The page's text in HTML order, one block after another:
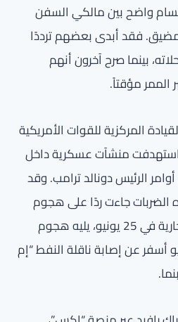
واضح بين مالكي السفن
فقد أبدى بعضهم ترددًا
بينما صرح آخرون أنهم
مؤقتاً.
المركزية للقوات الأمريكية
استهدفت منشآت عسكرية داخل
أوامر الرئيس دونالد ترامب. وقد
الضربات جاءت ردًا على هجوم
إيراني استهدف سفينة تجارية في 25 يونيو، يليه هجوم
مسيرة في 27 يونيو أسفر عن إصابة ناقلة النفط “إم